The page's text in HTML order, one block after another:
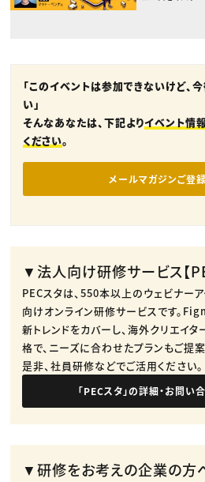
「このイベントは参加できないけど、
い」
そんなあなたは、下記よりイベント情
ください。
メールマガジンご登
▼法人向け研修サービス【
PECスタは、550本以上のウェビナー
向けオンライン研修サービスです。​
新トレンドをカバーし、海外クリエイ
格で、ニーズに合わせたプランもご提案
是非、社員研修などでご活用ください。​
「PECスタ」の詳細・お問い
▼研修をお考えの企業の方